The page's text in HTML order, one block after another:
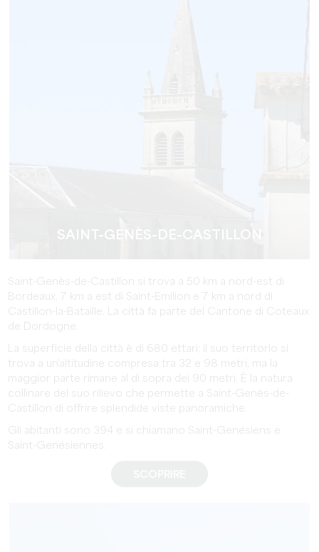
SAINT-GENÈS-DE-CASTILLON
Saint-Genès-de-Castillon si trova a 50 km a nord-est di
Bordeaux, 7 km a est di Saint-Emilion e 7 km a nord di
Castillon-la-Bataille. La città fa parte del Cantone di Coteaux
de Dordogne.
La superficie della città è di 680 ettari; il suo territorio si
trova a un'altitudine compresa tra 32 e 98 metri, ma la
maggior parte rimane al di sopra dei 90 metri. È la natura
collinare del suo rilievo che permette a Saint-Genès-de-
Castillon di offrire splendide viste panoramiche.
Gli abitanti sono 394 e si chiamano Saint-Genésiens e
Saint-Genésiennes.